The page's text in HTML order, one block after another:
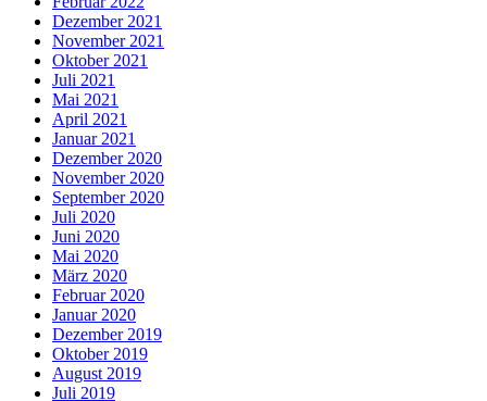
Dezember 2021
November 2021
Oktober 2021
Juli 2021
Mai 2021
April 2021
Januar 2021
Dezember 2020
November 2020
September 2020
Juli 2020
Juni 2020
Mai 2020
März 2020
Februar 2020
Januar 2020
Dezember 2019
Oktober 2019
August 2019
Juli 2019